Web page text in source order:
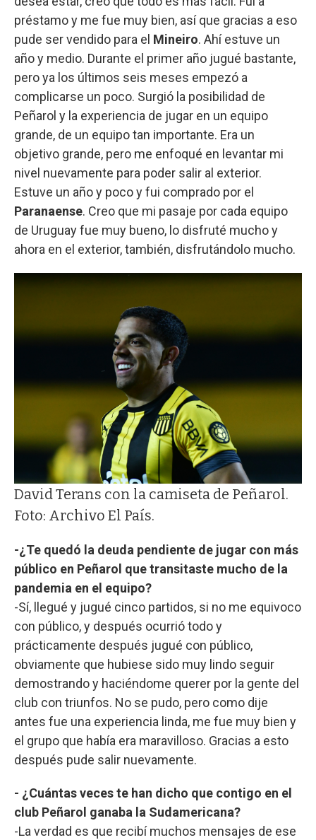
préstamo y me fue muy bien, así que gracias a eso
pude ser vendido para el Mineiro. Ahí estuve un
año y medio. Durante el primer año jugué bastante,
pero ya los últimos seis meses empezó a
complicarse un poco. Surgió la posibilidad de
Peñarol y la experiencia de jugar en un equipo
grande, de un equipo tan importante. Era un
objetivo grande, pero me enfoqué en levantar mi
nivel nuevamente para poder salir al exterior.
Estuve un año y poco y fui comprado por el
Paranaense. Creo que mi pasaje por cada equipo
de Uruguay fue muy bueno, lo disfruté mucho y
ahora en el exterior, también, disfrutándolo mucho.
David Terans con la camiseta de Peñarol.
Foto: Archivo El País.
-¿Te quedó la deuda pendiente de jugar con más
público en Peñarol que transitaste mucho de la
pandemia en el equipo?
-Sí, llegué y jugué cinco partidos, si no me equivoco
con público, y después ocurrió todo y
prácticamente después jugué con público,
obviamente que hubiese sido muy lindo seguir
demostrando y haciéndome querer por la gente del
club con triunfos. No se pudo, pero como dije
antes fue una experiencia linda, me fue muy bien y
el grupo que había era maravilloso. Gracias a esto
después pude salir nuevamente.
- ¿Cuántas veces te han dicho que contigo en el
club Peñarol ganaba la Sudamericana?
-La verdad es que recibí muchos mensajes de ese